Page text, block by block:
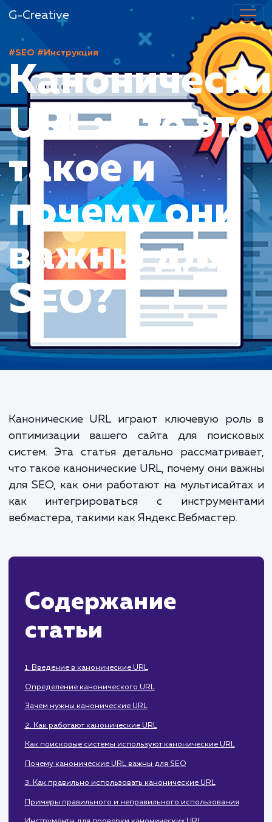
G-Creative
#Инструкция
URL: Что
такое и
почему они
важны для
SEO?
Канонические URL играют ключевую
оптимизации вашего сайта для
систем. Эта статья детально
что такое канонические URL, почему они
как интегрироваться с
Содержание
статьи
1. Введение в канонические URL
Определение канонического URL
Зачем нужны канонические URL
2. Как работают канонические URL